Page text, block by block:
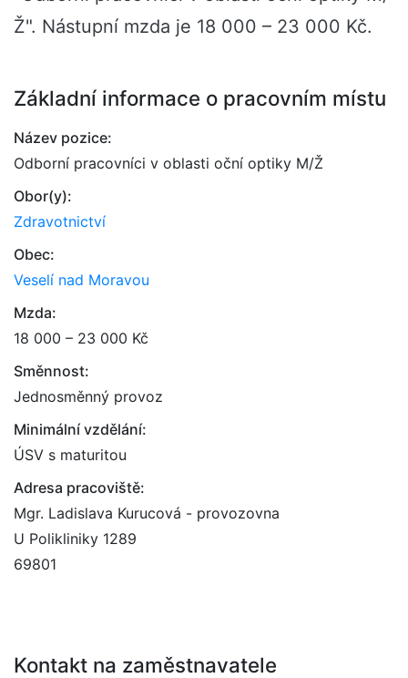
Ž". Nástupní mzda je 18 000 – 23 000 Kč.
Základní informace o pracovním místu
Název pozice:
Odborní pracovníci v oblasti oční optiky M/Ž
Obor(y):
Zdravotnictví
Obec:
Veselí nad Moravou
Mzda:
18 000 – 23 000 Kč
Směnnost:
Jednosměnný provoz
Minimální vzdělání:
ÚSV s maturitou
Adresa pracoviště:
Mgr. Ladislava Kurucová - provozovna
U Polikliniky 1289
69801
Kontakt na zaměstnavatele